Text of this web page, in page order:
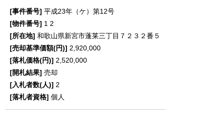
平成23年（ケ）第12号
1 2
和歌山県新宮市蓬莱三丁目７２３２番５
2,920,000
2,520,000
売却
2
個人